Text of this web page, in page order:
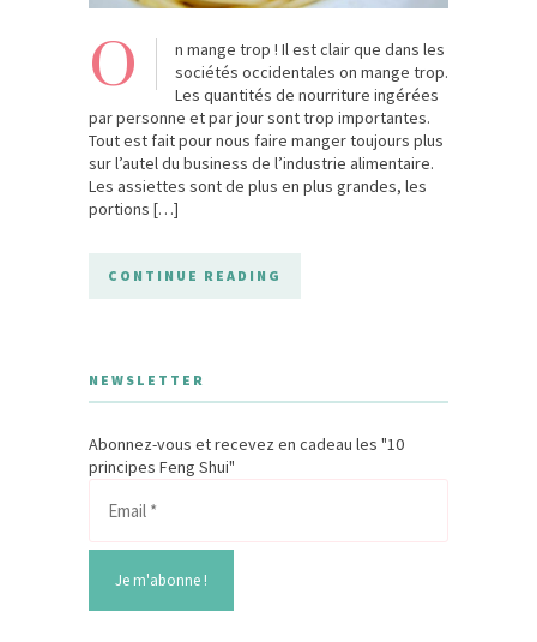
O
n mange trop ! Il est clair que dans les
sociétés occidentales on mange trop.
Les quantités de nourriture ingérées
par personne et par jour sont trop importantes.
Tout est fait pour nous faire manger toujours plus
sur l’autel du business de l’industrie alimentaire.
Les assiettes sont de plus en plus grandes, les
portions […]
CONTINUE READING
NEWSLETTER
Abonnez-vous et recevez en cadeau les "10
principes Feng Shui"